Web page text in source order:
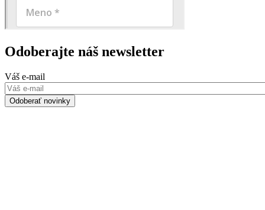
Odoberajte náš newsletter
Váš e-mail
Odoberať novinky